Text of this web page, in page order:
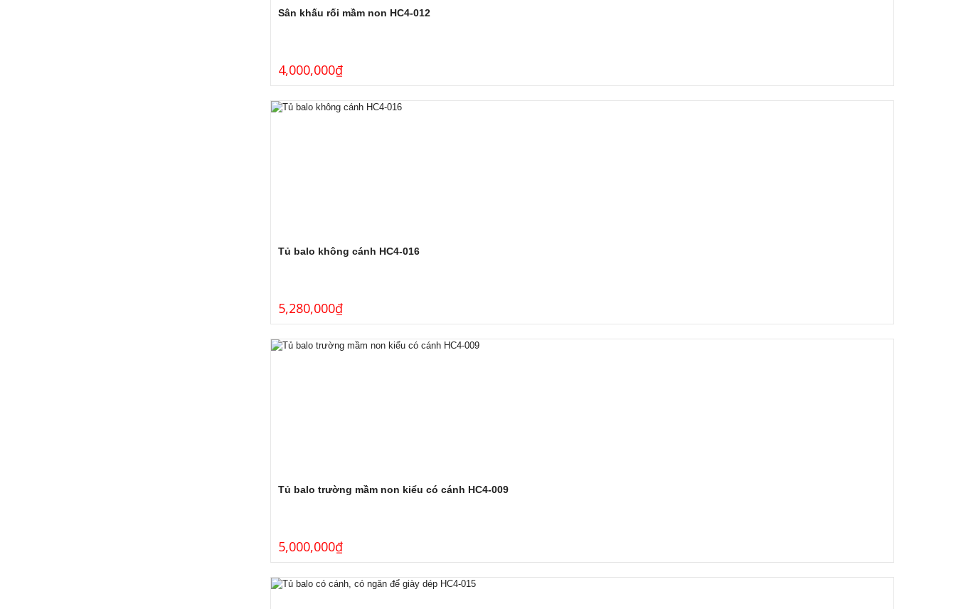
Sân khấu rối mầm non HC4-012
4,000,000₫
Tủ balo không cánh HC4-016
5,280,000₫
Tủ balo trường mầm non kiểu có cánh HC4-009
5,000,000₫